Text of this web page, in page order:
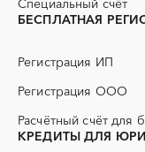
АГЕНТСТВО
ЗАКАЗА
КРАЯ
2460071692
КРАЕВОЕ
Специальный счёт
БЕСПЛАТНАЯ
Регистрация ИП
Регистрация ООО
Расчётный счёт для
КРЕДИТЫ ДЛЯ